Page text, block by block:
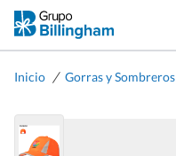
Inicio / Gorras y Sombreros